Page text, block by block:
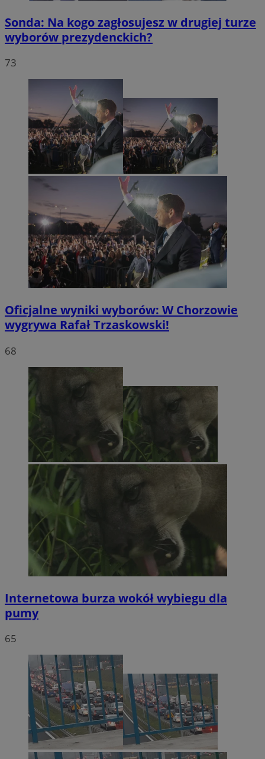
Sonda: Na kogo zagłosujesz w drugiej turze
wyborów prezydenckich?
73
Oficjalne wyniki wyborów: W Chorzowie
wygrywa Rafał Trzaskowski!
68
Internetowa burza wokół wybiegu dla
pumy
65